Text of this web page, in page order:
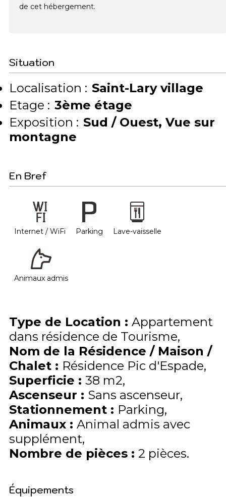
de cet hébergement.
Situation
Localisation : Saint-Lary village
Etage : 3ème étage
Exposition : Sud / Ouest Vue sur
montagne
En Bref
Internet / WiFi Parking Lave-vaisselle
Animaux admis
Type de Location : Appartement
dans résidence de Tourisme
Nom de la Résidence / Maison /
Chalet : Résidence Pic d'Espade
Superficie : 38 m2
Ascenseur : Sans ascenseur
Stationnement : Parking
Animaux : Animal admis avec
supplément
Nombre de pièces : 2 pièces
Équipements